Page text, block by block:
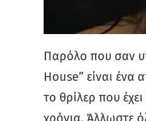
Παρόλο που σαν
House” είναι ένα
το θρίλερ που
χρόνια. Άλλωστε